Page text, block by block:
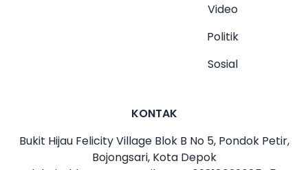
Video
Politik
Sosial
KONTAK
Bukit Hijau Felicity Village Blok B No 5, Pondok Petir,
Bojongsari, Kota Depok